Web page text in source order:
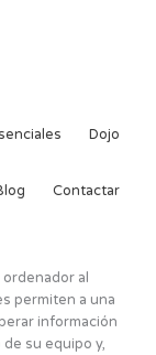
Dojo
Contactar
al
permiten a una
información
su equipo y,